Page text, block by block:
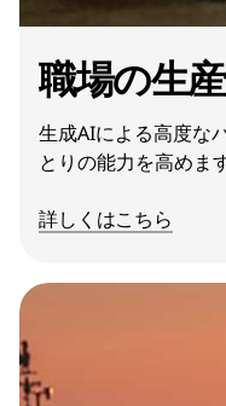
職場の生
生成AIによる高度な
とりの能力を高めます
詳しくはこちら